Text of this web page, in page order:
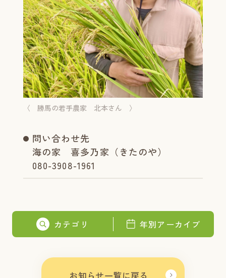
お知らせ一覧に戻る
カテゴリ 年別アーカイブ
〈 勝馬の若手農家 北本さん 〉
問い合わせ先
海の家 喜多乃家（きたのや）
080-3908-1961